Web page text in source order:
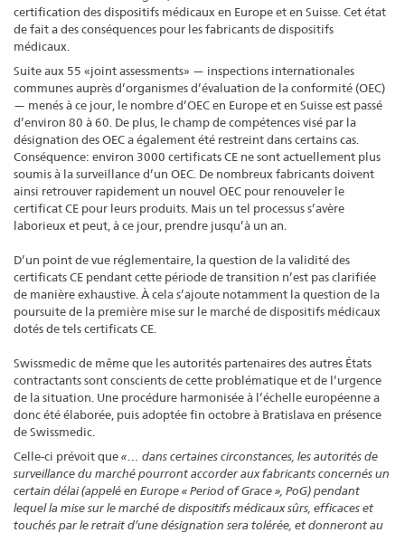
certification des dispositifs médicaux en Europe et en Suisse. Cet état
de fait a des conséquences pour les fabricants de dispositifs
médicaux.
Suite aux 55 «joint assessments» — inspections internationales
communes auprès d’organismes d’évaluation de la conformité (OEC)
— menés à ce jour, le nombre d’OEC en Europe et en Suisse est passé
d’environ 80 à 60. De plus, le champ de compétences visé par la
désignation des OEC a également été restreint dans certains cas.
Conséquence: environ 3000 certificats CE ne sont actuellement plus
soumis à la surveillance d’un OEC. De nombreux fabricants doivent
ainsi retrouver rapidement un nouvel OEC pour renouveler le
certificat CE pour leurs produits. Mais un tel processus s’avère
laborieux et peut, à ce jour, prendre jusqu’à un an.
D’un point de vue réglementaire, la question de la validité des
certificats CE pendant cette période de transition n’est pas clarifiée
de manière exhaustive. À cela s’ajoute notamment la question de la
poursuite de la première mise sur le marché de dispositifs médicaux
dotés de tels certificats CE.
Swissmedic de même que les autorités partenaires des autres États
contractants sont conscients de cette problématique et de l’urgence
de la situation. Une procédure harmonisée à l’échelle européenne a
donc été élaborée, puis adoptée fin octobre à Bratislava en présence
de Swissmedic.
Celle-ci prévoit que«… dans certaines circonstances, les autorités de
surveillance du marché pourront accorder aux fabricants concernés un
certain délai (appelé en Europe « Period of Grace », PoG) pendant
lequel la mise sur le marché de dispositifs médicaux sûrs, efficaces et
touchés par le retrait d’une désignation sera tolérée, et donneront au